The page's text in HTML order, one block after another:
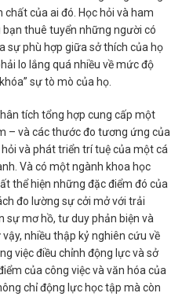
của ai đó. Học hỏi và ham
bạn thuê tuyển những người có
sự phù hợp giữa sở thích của họ
lo lắng quá nhiều về mức độ
sự tò mò của họ.
tích tổng hợp cung cấp một
– và các thước đo tương ứng của
và phát triển trí tuệ của một cá
Và có một ngành khoa học
thể hiện những đặc điểm đó của
đo lường sự cởi mở với trải
sự mơ hồ, tư duy phản biện và
nhiều thập kỷ nghiên cứu về
việc điều chỉnh động lực và sở
của công việc và văn hóa của
chỉ động lực học tập mà còn